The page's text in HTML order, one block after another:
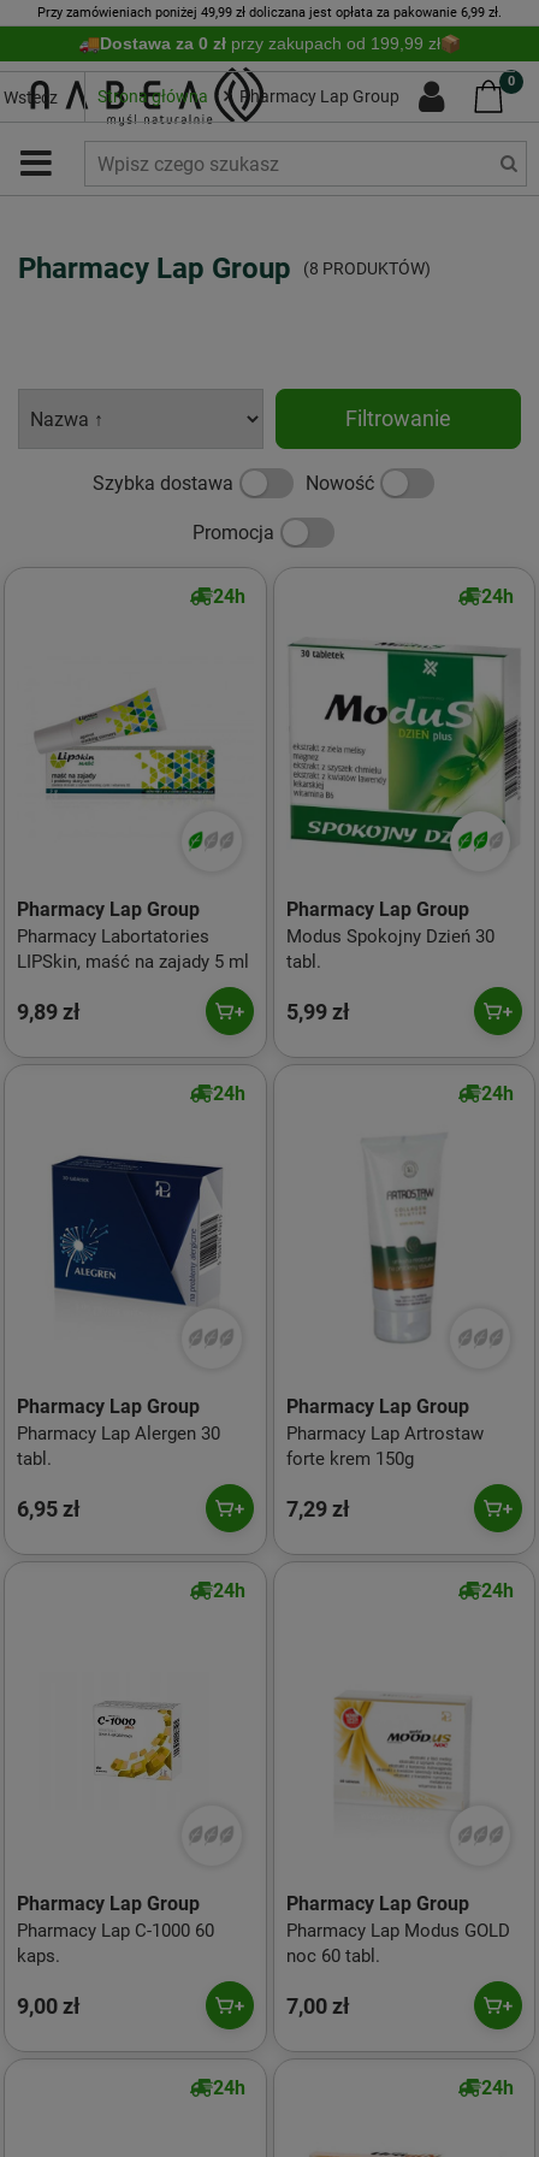
Przy zamówieniach poniżej 49,99 zł doliczana jest opłata za pakowanie 6,99 zł.
Dostawa za 0 zł przy zakupach od 199,99 zł
0
Wstecz Strona główna Pharmacy Lap Group
Pharmacy Lap Group (8 PRODUKTÓW)
Filtrowanie
Szybka dostawa Nowość
Promocja
24h
Pharmacy Lap Group
Pharmacy Labortatories
LIPSkin, maść na zajady 5 ml
9,89 zł
24h
Pharmacy Lap Group
Modus Spokojny Dzień 30
tabl.
5,99 zł
24h
Pharmacy Lap Group
Pharmacy Lap Alergen 30
tabl.
6,95 zł
24h
Pharmacy Lap Group
Pharmacy Lap Artrostaw
forte krem 150g
7,29 zł
24h
Pharmacy Lap Group
Pharmacy Lap C-1000 60
kaps.
9,00 zł
24h
Pharmacy Lap Group
Pharmacy Lap Modus GOLD
noc 60 tabl.
7,00 zł
24h 24h